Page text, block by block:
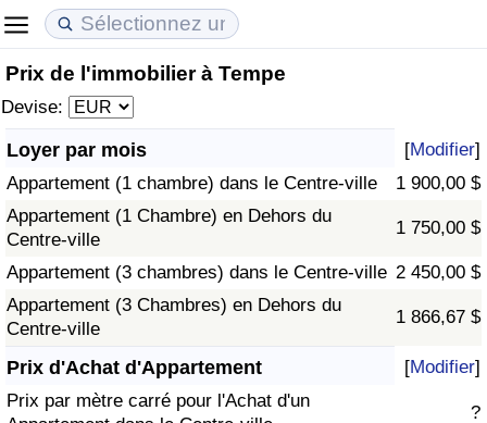
Prix de l'immobilier à Tempe
Devise:
Loyer par mois [Modifier]
Appartement (1 chambre) dans le Centre-ville
1 900,00 $
Appartement (1 Chambre) en Dehors du
Centre-ville
1 750,00 $
Appartement (3 chambres) dans le Centre-ville 2 450,00 $
Appartement (3 Chambres) en Dehors du
Centre-ville
1 866,67 $
Prix d'Achat d'Appartement [Modifier]
Prix par mètre carré pour l'Achat d'un
?
Coût de la vie
Indice du Coût de la Vie (Actuel)
Indice du Coût de la Vie
Indice du coût de la vie par pays
à Akaba
Prix de l'immobilier
Indice des Prix de l'immobilier (Actuel)
Indice des Prix de l'immobilier
Indice des Prix de l'immobilier par Pays
Qualité de Vie
Indice de Qualité de Vie
Indice de Qualité de Vie (Actuel)
Indice de qualité de vie par pays
Criminalité
Indice de Criminalité (Actuel)
Indice de Criminalité